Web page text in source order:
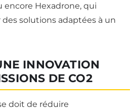
encore Hexadrone, qui
solutions adaptées à un
INNOVATION
DE CO2
doit de réduire